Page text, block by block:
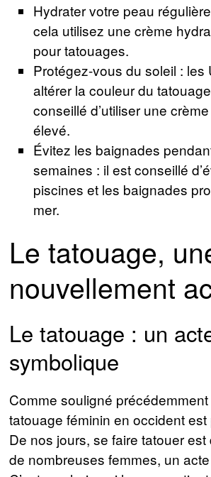
Hydrater votre peau
cela utilisez une crème
pour tatouages.
Protégez-vous du soleil : les
altérer la couleur du
conseillé d’utiliser une
élevé.
Évitez les baignades
semaines : il est conseillé
piscines et les baignades
mer.
Le tatouage,
nouvellement
Le tatouage : un
symbolique
Comme souligné précédemment
tatouage féminin en occident est
De nos jours, se faire tatouer
de nombreuses femmes, un